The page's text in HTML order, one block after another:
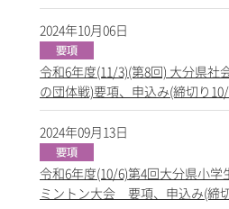
2024年10月06日
令和6年度(11/3)(第8回) 大分県社
の団体戦)要項、申込み(締切り
2024年09月13日
令和6年度(10/6)第4回大分県小
ミントン大会 要項、申込み(締